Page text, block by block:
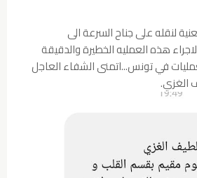
لنقله على جناح السرعة الى
هذه العمليه الخطيرة والدقيقة
في تونس...اتمنى الشفاء العاجل
الغزي.